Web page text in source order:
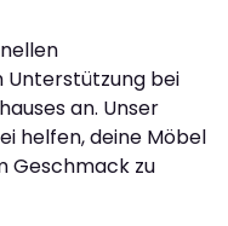
Unterstützung bei
an. Unser
helfen, deine Möbel
Geschmack zu